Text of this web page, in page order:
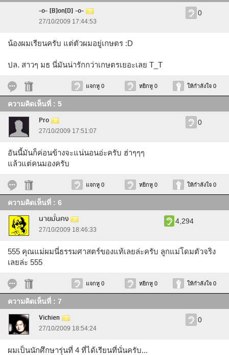
-o- [B]on[D] -o-
27/10/2009 17:44:53
0
น้องผมเรียนครับ แต่ตัวผมอยู่เกษตร :D
ปล. สาวๆ มธ นี่มันน่ารักกว่าเกษตรเยอะเลย T_T
แจกหู 0 หยิกหู 0 ให้กำลังใจ 0
ความคิดเห็นที่ : 5
Pro
27/10/2009 17:51:07
0
อันนี้มันก็ค่อนข้างจะแน่นอนอ่ะครับ ฮ่าๆๆๆ
แล้วแต่คนมองครับ
แจกหู 0 หยิกหู 0 ให้กำลังใจ 0
ความคิดเห็นที่ : 6
นายมั่นคง
27/10/2009 18:46:33
4,294
555 คุณแม่ผมนี่ธรรมศาสตร์ของแท้เลยล่ะครับ ลูกแม่โดมตัวจริง
เลยล่ะ 555
แจกหู 0 หยิกหู 0 ให้กำลังใจ 0
ความคิดเห็นที่ : 7
Vichien
27/10/2009 18:54:24
0
ผมเป็นนักศึกษารุ่นที่ 4 ที่ได้เรียนที่นั่นครับ...